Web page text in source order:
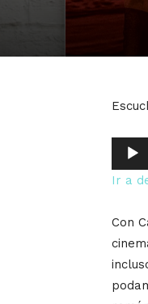
de
audio
Ir a
Con